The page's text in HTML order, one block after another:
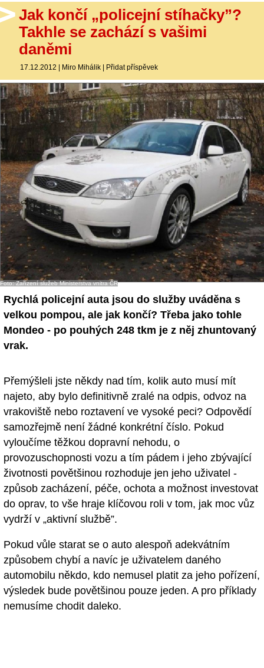
Jak končí „policejní stíhačky”?
Takhle se zachází s vašimi
daněmi
17.12.2012 | Miro Mihálik | Přidat příspěvek
Foto: Zařízení služeb Ministerstva vnitra ČR
Rychlá policejní auta jsou do služby uváděna s
velkou pompou, ale jak končí? Třeba jako tohle
Mondeo - po pouhých 248 tkm je z něj zhuntovaný
vrak.
Přemýšleli jste někdy nad tím, kolik auto musí mít
najeto, aby bylo definitivně zralé na odpis, odvoz na
vrakoviště nebo roztavení ve vysoké peci? Odpovědí
samozřejmě není žádné konkrétní číslo. Pokud
vyloučíme těžkou dopravní nehodu, o
provozuschopnosti vozu a tím pádem i jeho zbývající
životnosti povětšinou rozhoduje jen jeho uživatel -
způsob zacházení, péče, ochota a možnost investovat
do oprav, to vše hraje klíčovou roli v tom, jak moc vůz
vydrží v „aktivní službě”.
Pokud vůle starat se o auto alespoň adekvátním
způsobem chybí a navíc je uživatelem daného
automobilu někdo, kdo nemusel platit za jeho pořízení,
výsledek bude povětšinou pouze jeden. A pro příklady
nemusíme chodit daleko.